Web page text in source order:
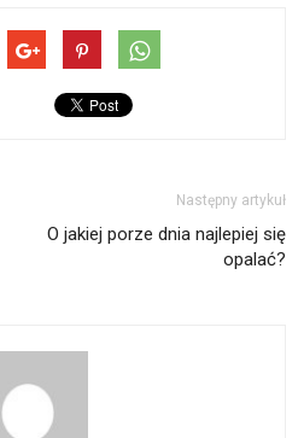
Następny artykuł
O jakiej porze dnia najlepiej się
opalać?